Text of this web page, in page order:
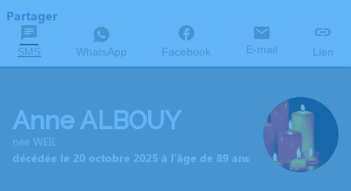
Partager
SMS WhatsApp Facebook E-mail Lien
Anne ALBOUY
née WEIL
décédée le 20 octobre 2025 à l'âge de 89 ans